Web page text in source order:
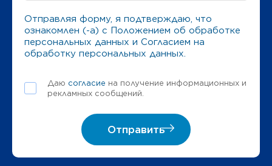
Отправляя форму, я подтверждаю, что
ознакомлен (-а) с Положением об обработке
персональных данных и Согласием на
обработку персональных данных.
Даю согласие на получение информационных и
рекламных сообщений.
Отправить